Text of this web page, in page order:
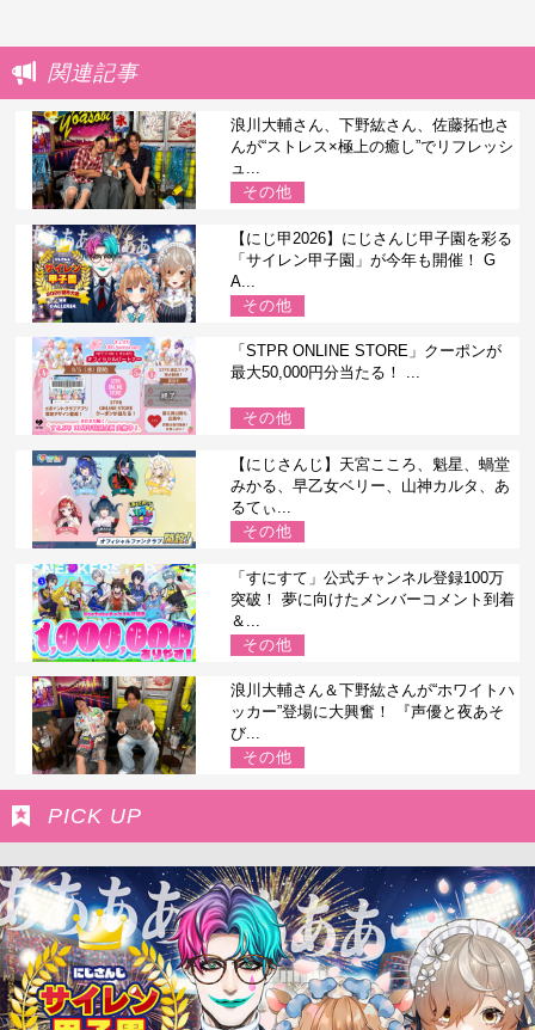
関連記事
浪川大輔さん、下野紘さん、佐藤拓也さ
んが“ストレス×極上の癒し”でリフレッシ
ュ...
その他
【にじ甲2026】にじさんじ甲子園を彩る
「サイレン甲子園」が今年も開催！ G
A...
その他
「STPR ONLINE STORE」クーポンが
最大50,000円分当たる！ ...
その他
【にじさんじ】天宮こころ、魁星、蝸堂
みかる、早乙女ベリー、山神カルタ、あ
るてぃ...
その他
「すにすて」公式チャンネル登録100万
突破！ 夢に向けたメンバーコメント到着
＆...
その他
浪川大輔さん＆下野紘さんが“ホワイトハ
ッカー”登場に大興奮！ 『声優と夜あそ
び...
その他
PICK UP